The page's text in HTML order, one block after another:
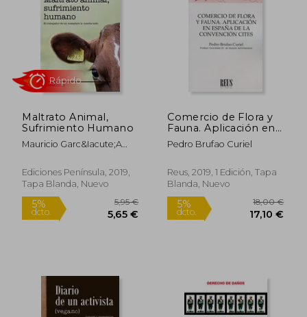
5%
dcto.
14,90 €
Rápido
5%
dcto.
Maltrato Animal,
Sufrimiento Humano
Mauricio Garc&Iacute;A
Ediciones Península, 2019,
Tapa Blanda, Nuevo
Comercio de Flora y
Fauna. Aplicación en
España de la
Convención Cites
Pedro Brufao Curiel
Reus, 2019, 1 Edición, Tapa
Blanda, Nuevo